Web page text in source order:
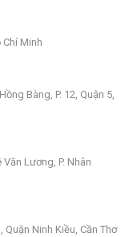
Chí Minh
Bàng, P. 12, Quận 5,
Lương, P. Nhân
Quận Ninh Kiều, Cần Thơ